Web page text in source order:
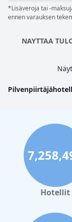
*Lisäveroja tai -
ennen varauksen
NAYTTAA
Hotellit